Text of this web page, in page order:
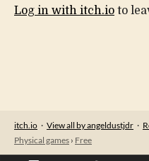
Log in with itch.io to
itch.io · View all by angeldustjdr ·
Physical games › Free